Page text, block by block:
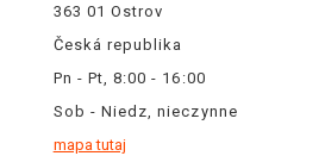
363 01 Ostrov
Česká republika
Pn - Pt, 8:00 - 16:00
Sob - Niedz, nieczynne
mapa tutaj